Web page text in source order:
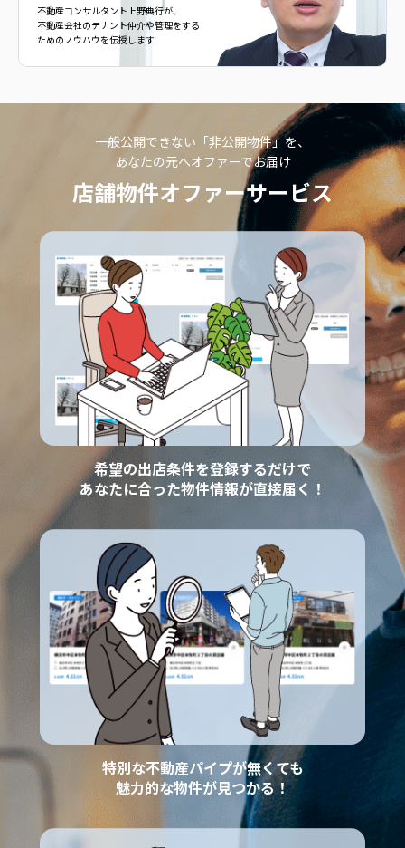
不動産コンサルタント上野典行が、
不動産会社のテナント仲介や管理をする
ためのノウハウを伝授します
一般公開できない「非公開物件」を、
あなたの元へオファーでお届け
店舗物件オファーサービス
希望の出店条件を登録するだけで
あなたに合った物件情報が直接届く！
特別な不動産パイプが無くても
魅力的な物件が見つかる！